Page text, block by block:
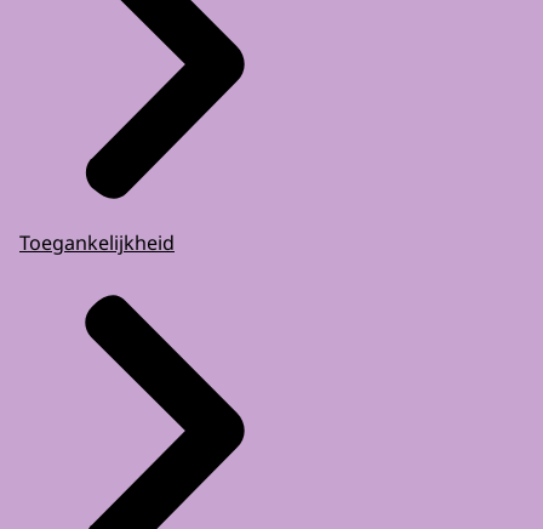
Toegankelijkheid